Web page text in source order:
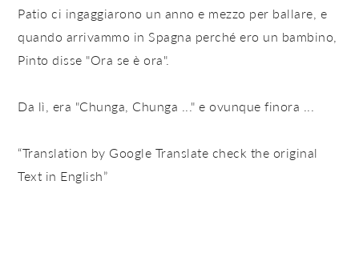
Patio ci ingaggiarono un anno e mezzo per ballare, e
quando arrivammo in Spagna perché ero un bambino,
Pinto disse "Ora se è ora".
Da lì, era "Chunga, Chunga ..." e ovunque finora ...
“Translation by Google Translate check the original
Text in English”